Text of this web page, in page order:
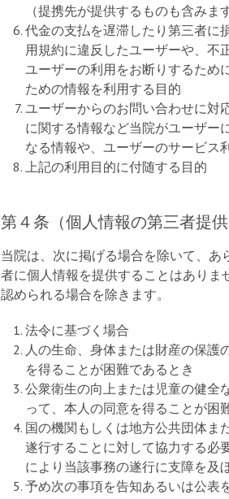
（提携先が提供するものも含み
代金の支払を遅滞したり第三者に
用規約に違反したユーザーや、不
ユーザーの利用をお断りするため
ための情報を利用する目的
ユーザーからのお問い合わせに対
に関する情報など当院がユーザー
なる情報や、ユーザーのサービス
上記の利用目的に付随する目的
第４条（個人情報の第三者提供
当院は、次に掲げる場合を除いて、
者に個人情報を提供することはあり
認められる場合を除きます。
法令に基づく場合
人の生命、身体または財産の保護
を得ることが困難であるとき
公衆衛生の向上または児童の健全
って、本人の同意を得ることが困
国の機関もしくは地方公共団体ま
遂行することに対して協力する必
により当該事務の遂行に支障を及
予め次の事項を告知あるいは公表